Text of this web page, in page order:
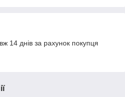
14 днів за рахунок покупця